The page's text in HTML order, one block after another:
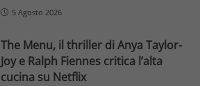
5 Agosto 2026
The Menu, il thriller di Anya Taylor-
Joy e Ralph Fiennes critica l’alta
cucina su Netflix